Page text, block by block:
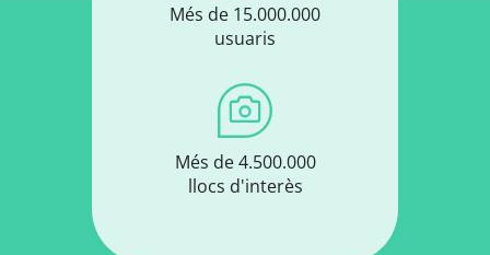
Més de 15.000.000
usuaris
Més de 4.500.000
llocs d'interès